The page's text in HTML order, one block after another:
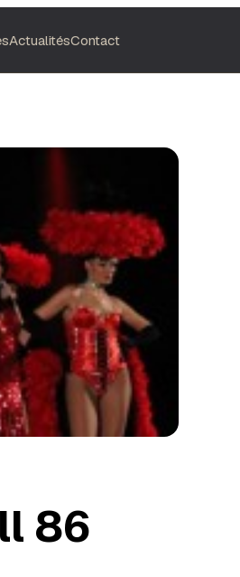
ActualitésContact
86